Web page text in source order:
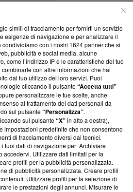
trasparenti su Blasting
editoriali e su come ci impegniamo a
afferma la nostra aderenza a
Integrity’Blasting News non è
ma ha richiesto di farne
ancora effettuato una verifica di
simili di tracciamento per fornirti un servizio
esigenze di navigazione e per analizzare il
con i nostri 1624partner che si
pubblicità e social media, alcune
come l’indirizzo IP e le caratteristiche del tuo
con altre informazioni che hai
dal tuo utilizzo dei loro servizi. Puoi
cliccando il pulsante“Accetta tutti”
personalizzare le tue scelte, anche
al trattamento dei dati personali da
sul pulsante“Personalizza”.
sul pulsante“X”in alto a destra),
impostazioni predefinite che non consentono
di tracciamento diversi dai tecnici.
tuoi dati di navigazione per: Archiviare
accedervi. Utilizzare dati limitati per la
profili per la pubblicità personalizzata.
di pubblicità personalizzata. Creare profili
Utilizzare profili per la selezione di
le prestazioni degli annunci. Misurare le